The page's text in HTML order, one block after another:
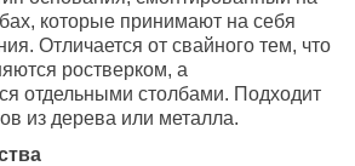
которые принимают на себя
Отличается от свайного тем, что
ростверком, а
отдельными столбами. Подходит
из дерева или металла.